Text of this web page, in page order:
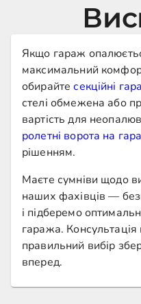
Якщо гараж
максимальний
обирайтесекційні
стелі обмежена або
вартість для
ролетні ворота на
рішенням.
Маєте сумніви щодо
наших фахівців —
і підберемо
гаража. Консультація
правильний вибір
вперед.